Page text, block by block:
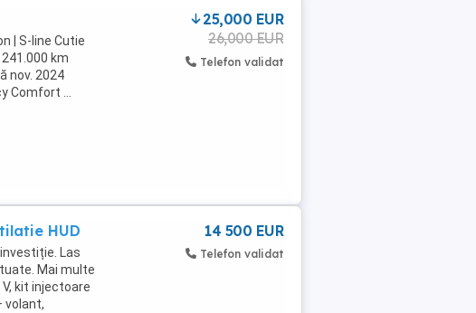
| S-line Cutie
km
nov. 2024
Comfort ...
25,000 EUR
26,000 EUR
Telefon validat
HUD
Las
Mai multe
kit injectoare
volant,
14 500 EUR
Telefon validat